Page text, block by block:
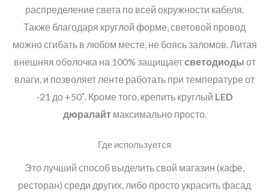
распределение света по всей окружности кабеля.
Также благодаря круглой форме, световой провод
можно сгибать в любом месте, не боясь заломов. Литая
внешняя оболочка на 100% защищаетсветодиоды от
влаги, и позволяет ленте работать при температуре от
-21 до +50˚. Кроме того, крепить круглый LED
дюралайтмаксимально просто.
Где используется
Это лучший способ выделить свой магазин (кафе,
ресторан) среди других, либо просто украсить фасад